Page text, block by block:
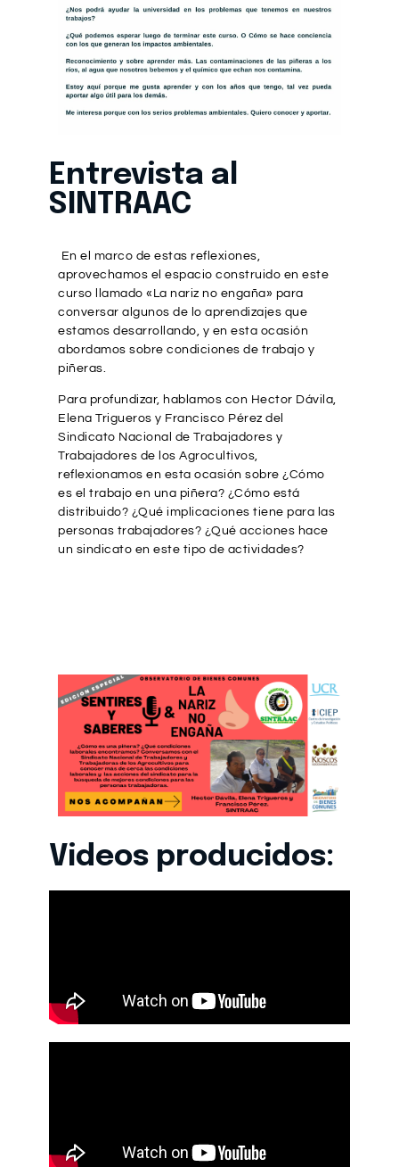
Entrevista al
SINTRAAC
En el marco de estas reflexiones,
aprovechamos el espacio construido en este
curso llamado «La nariz no engaña» para
conversar algunos de lo aprendizajes que
estamos desarrollando, y en esta ocasión
abordamos sobre condiciones de trabajo y
piñeras.
Para profundizar, hablamos con Hector Dávila,
Elena Trigueros y Francisco Pérez del
Sindicato Nacional de Trabajadores y
Trabajadores de los Agrocultivos,
reflexionamos en esta ocasión sobre ¿Cómo
es el trabajo en una piñera? ¿Cómo está
distribuido? ¿Qué implicaciones tiene para las
personas trabajadores? ¿Qué acciones hace
un sindicato en este tipo de actividades?
Videos producidos: